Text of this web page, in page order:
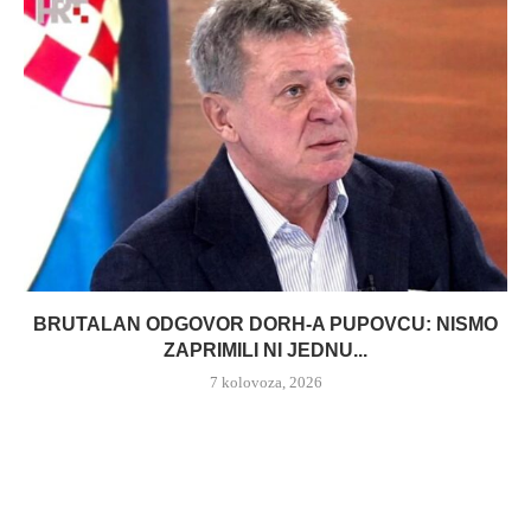
BRUTALAN ODGOVOR DORH-A PUPOVCU: NISMO
ZAPRIMILI NI JEDNU...
7 kolovoza, 2026